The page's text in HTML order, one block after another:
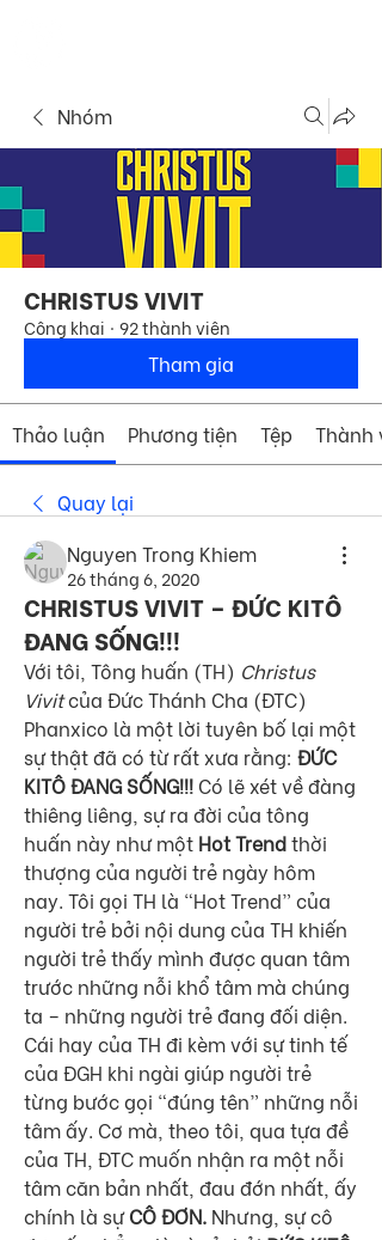
Nhóm
CHRISTUS VIVIT
Công khai · 92 thành viên
Tham gia
Thảo luận Phương tiện Tệp Thành
Quay lại
Nguyen Trong Khiem
26 tháng 6, 2020
CHRISTUS VIVIT – ĐỨC KITÔ
ĐANG SỐNG!!!
Với tôi, Tông huấn (TH) Christus
Vivit của Đức Thánh Cha (ĐTC)
Phanxico là một lời tuyên bố lại một
sự thật đã có từ rất xưa rằng: ĐỨC
KITÔ ĐANG SỐNG!!! Có lẽ xét về đàng
thiêng liêng, sự ra đời của tông
huấn này như một Hot Trend thời
thượng của người trẻ ngày hôm
nay. Tôi gọi TH là “Hot Trend” của
người trẻ bởi nội dung của TH khiến
người trẻ thấy mình được quan tâm
trước những nỗi khổ tâm mà chúng
ta – những người trẻ đang đối diện.
Cái hay của TH đi kèm với sự tinh tế
của ĐGH khi ngài giúp người trẻ
từng bước gọi “đúng tên” những nỗi
tâm ấy. Cơ mà, theo tôi, qua tựa đề
của TH, ĐTC muốn nhận ra một nỗi
tâm căn bản nhất, đau đớn nhất, ấy
chính là sự CÔ ĐƠN. Nhưng, sự cô